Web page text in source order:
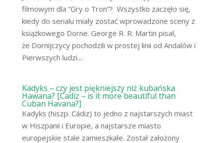
filmowym dla “Gry o Tron”? Wszystko zaczęło się,
kiedy do serialu miały zostać wprowadzone sceny z
książkowego Dorne. George R. R. Martin pisał,
że Dornijczycy pochodzili w prostej linii od Andalów i
Pierwszych ludzi....
Kadyks – czy jest piękniejszy niż kubańska
Hawana? [Cadiz – is it more beautiful than
Cuban Havana?]
Kadyks (hiszp. Cádiz) to jedno z najstarszych miast
w Hiszpanii i Europie, a najstarsze miasto
europejskie stale zamieszkałe. Został założony